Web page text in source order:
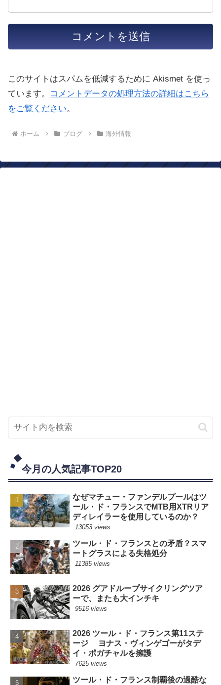
このサイトはスパムを低減するために Akismet を使っ
ています。
コメントデータの処理方法の詳細はこちら
をご覧ください。
ホーム ブログ 海外情報
今月の人気記事TOP20
なぜマチュー・ファンデルプールはツ
ール・ド・フランスでMTB用XTRリア
ディレイラーを使用しているのか？
13053 views
ツール・ド・フランスとの矛盾？スマ
ートグラスによる失格処分
11385 views
2026 グアドループサイクリングツア
ーで、またも大インチキ
9516 views
2026 ツール・ド・フランス第11ステ
ージ ヨナス・ヴィンゲゴーがタデ
イ・ポガチャルを擁護
7625 views
ツール・ド・フランス制覇後の過酷な